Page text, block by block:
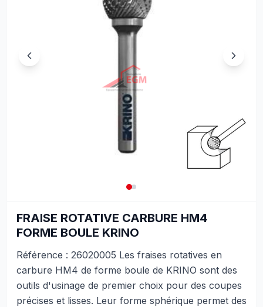
FRAISE ROTATIVE CARBURE HM4
FORME BOULE KRINO
Référence : 26020005 Les fraises rotatives en
carbure HM4 de forme boule de KRINO sont des
outils d'usinage de premier choix pour des coupes
précises et lisses. Leur forme sphérique permet des